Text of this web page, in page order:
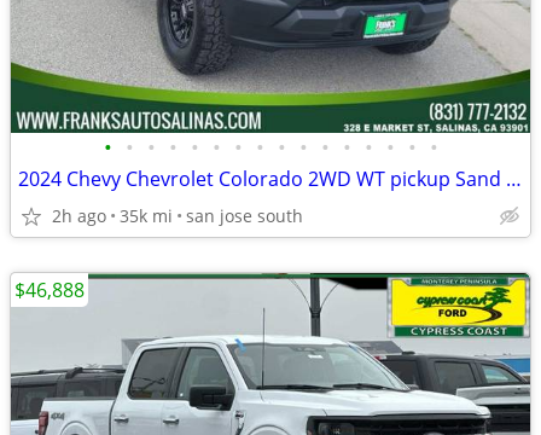
• • • • • • • • • • • • • • • •
2024 Chevy Chevrolet Colorado 2WD WT pickup Sand Dune Metallic
2h ago 35k mi san jose south
$46,888